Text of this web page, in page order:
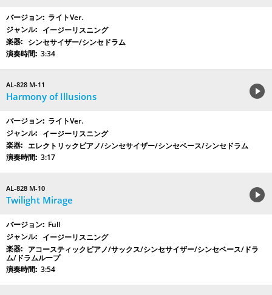
ライトVer.
イージーリスニング
シンセサイザー/シンセドラム
3:34
AL-828 M-11
Harmony of Illusions
ライトVer.
イージーリスニング
エレクトリックピアノ/シンセサイザー/シンセベース/シンセドラム
3:17
AL-828 M-10
Twilight Mirage
Full
イージーリスニング
アコースティックピアノ/サックス/シンセサイザー/シンセベース/ドラ
ム/ドラムループ
3:54